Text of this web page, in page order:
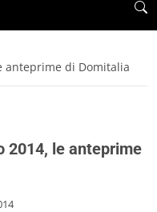
anteprime di Domitalia
2014, le anteprime